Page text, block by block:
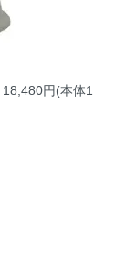
18,480円(本体1